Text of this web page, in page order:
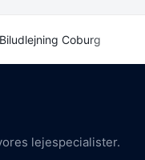
Biludlejning Coburg
lejespecialister.